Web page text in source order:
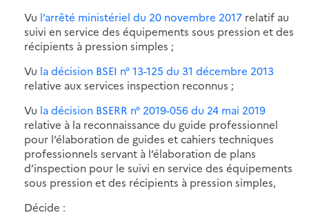
Vu l’arrêté ministériel du 20 novembre 2017 relatif au
suivi en service des équipements sous pression et des
récipients à pression simples ;
Vu la décision BSEI n° 13-125 du 31 décembre 2013
relative aux services inspection reconnus ;
Vu la décision BSERR n° 2019-056 du 24 mai 2019
relative à la reconnaissance du guide professionnel
pour l’élaboration de guides et cahiers techniques
professionnels servant à l’élaboration de plans
d’inspection pour le suivi en service des équipements
sous pression et des récipients à pression simples,
Décide :